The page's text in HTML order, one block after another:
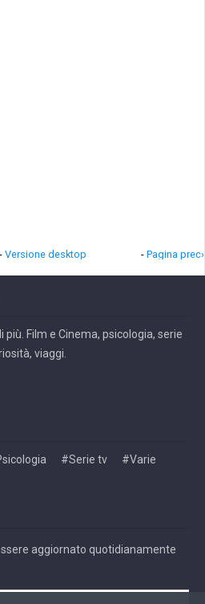
- Pagina prec›
- Versione desktop
Film e Cinema, psicologia, serie
viaggi.
#Serie tv
#Varie
aggiornato quotidianamente